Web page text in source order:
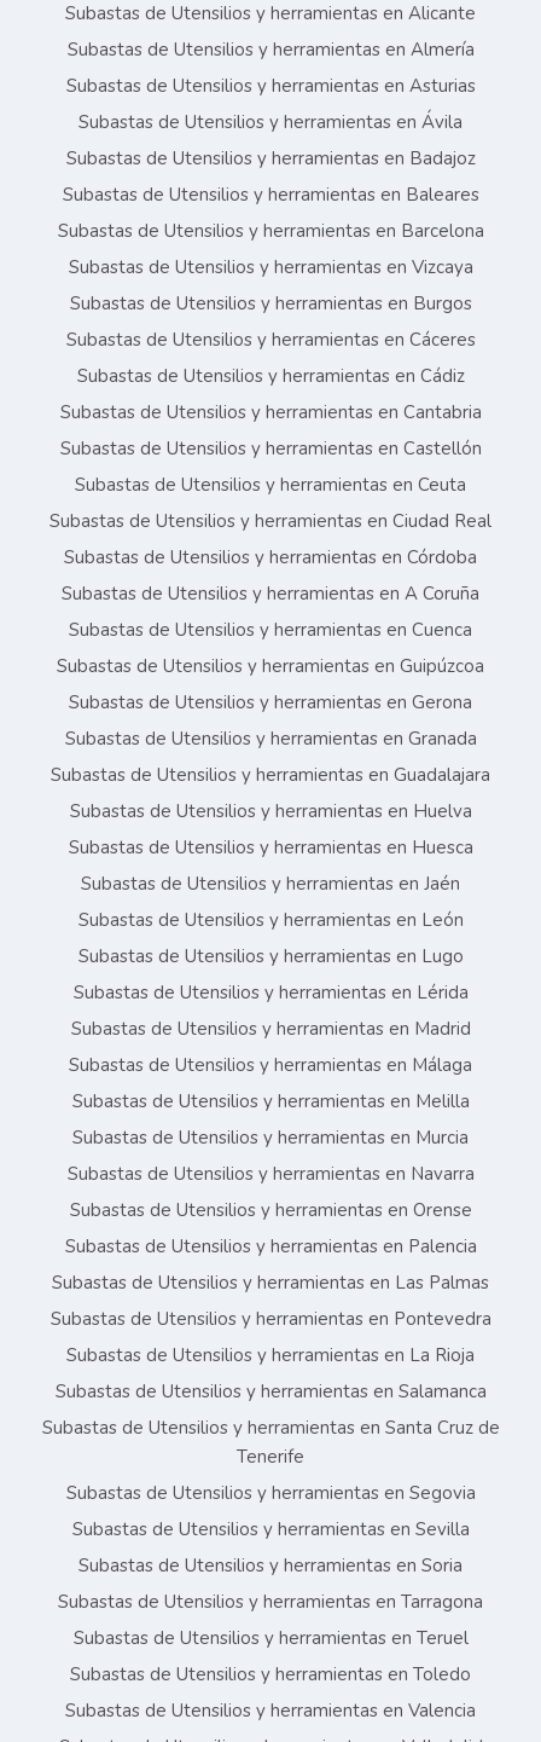
Subastas de Utensilios y herramientas en Alicante
Subastas de Utensilios y herramientas en Almería
Subastas de Utensilios y herramientas en Asturias
Subastas de Utensilios y herramientas en Ávila
Subastas de Utensilios y herramientas en Badajoz
Subastas de Utensilios y herramientas en Baleares
Subastas de Utensilios y herramientas en Barcelona
Subastas de Utensilios y herramientas en Vizcaya
Subastas de Utensilios y herramientas en Burgos
Subastas de Utensilios y herramientas en Cáceres
Subastas de Utensilios y herramientas en Cádiz
Subastas de Utensilios y herramientas en Cantabria
Subastas de Utensilios y herramientas en Castellón
Subastas de Utensilios y herramientas en Ceuta
Subastas de Utensilios y herramientas en Ciudad Real
Subastas de Utensilios y herramientas en Córdoba
Subastas de Utensilios y herramientas en A Coruña
Subastas de Utensilios y herramientas en Cuenca
Subastas de Utensilios y herramientas en Guipúzcoa
Subastas de Utensilios y herramientas en Gerona
Subastas de Utensilios y herramientas en Granada
Subastas de Utensilios y herramientas en Guadalajara
Subastas de Utensilios y herramientas en Huelva
Subastas de Utensilios y herramientas en Huesca
Subastas de Utensilios y herramientas en Jaén
Subastas de Utensilios y herramientas en León
Subastas de Utensilios y herramientas en Lugo
Subastas de Utensilios y herramientas en Lérida
Subastas de Utensilios y herramientas en Madrid
Subastas de Utensilios y herramientas en Málaga
Subastas de Utensilios y herramientas en Melilla
Subastas de Utensilios y herramientas en Murcia
Subastas de Utensilios y herramientas en Navarra
Subastas de Utensilios y herramientas en Orense
Subastas de Utensilios y herramientas en Palencia
Subastas de Utensilios y herramientas en Las Palmas
Subastas de Utensilios y herramientas en Pontevedra
Subastas de Utensilios y herramientas en La Rioja
Subastas de Utensilios y herramientas en Salamanca
Subastas de Utensilios y herramientas en Santa Cruz de
Tenerife
Subastas de Utensilios y herramientas en Segovia
Subastas de Utensilios y herramientas en Sevilla
Subastas de Utensilios y herramientas en Soria
Subastas de Utensilios y herramientas en Tarragona
Subastas de Utensilios y herramientas en Teruel
Subastas de Utensilios y herramientas en Toledo
Subastas de Utensilios y herramientas en Valencia